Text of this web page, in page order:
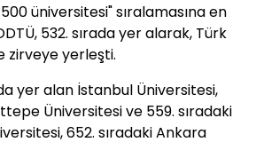
üniversitesi" sıralamasına en
532. sırada yer alarak, Türk
zirveye yerleşti.
yer alan İstanbul Üniversitesi,
Üniversitesi ve 559. sıradaki
652. sıradaki Ankara